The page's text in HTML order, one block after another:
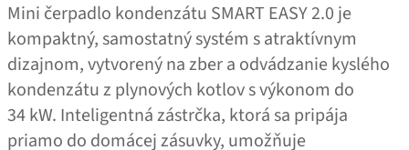
Mini čerpadlo kondenzátu SMART EASY 2.0 je
kompaktný, samostatný systém s atraktívnym
dizajnom, vytvorený na zber a odvádzanie kyslého
kondenzátu z plynových kotlov s výkonom do
34 kW. Inteligentná zástrčka, ktorá sa pripája
priamo do domácej zásuvky, umožňuje